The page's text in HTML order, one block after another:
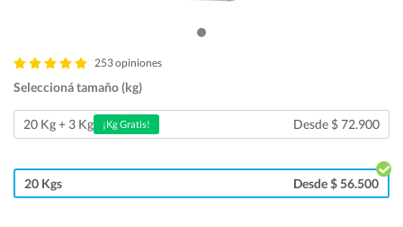
253 opiniones
Seleccioná tamaño (kg)
20 Kg + 3 Kg ¡Kg Gratis! Desde $ 72.900
20 Kgs Desde $ 56.500